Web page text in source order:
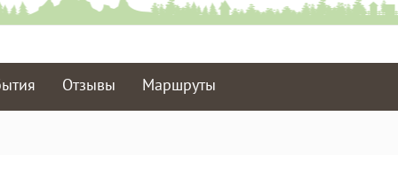
Отзывы Маршруты